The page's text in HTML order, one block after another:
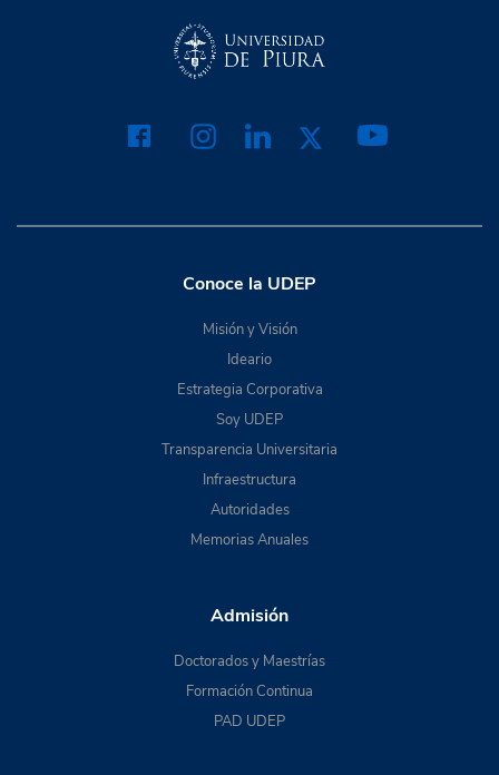
Conoce la UDEP
Misión y Visión
Ideario
Estrategia Corporativa
Soy UDEP
Transparencia Universitaria
Infraestructura
Autoridades
Memorias Anuales
Admisión
Doctorados y Maestrías
Formación Continua
PAD UDEP